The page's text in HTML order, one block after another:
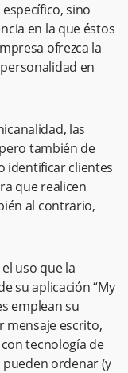
sino
en la que éstos
ofrezca la
en
las
también de
identificar clientes
que realicen
al contrario,
uso que la
su aplicación “My
emplean su
mensaje escrito,
tecnología de
pueden ordenar (y